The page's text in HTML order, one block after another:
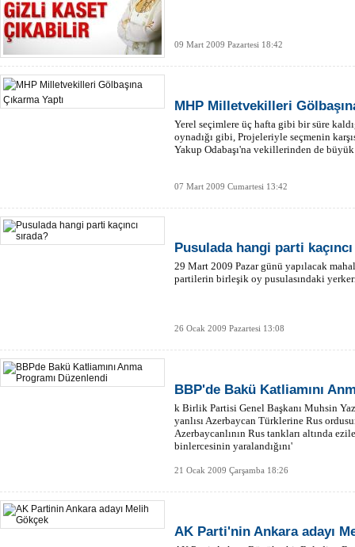
09 Mart 2009 Pazartesi 18:42
MHP Milletvekilleri
Yerel seçimlere üç hafta gibi bir süre
oynadığı gibi, Projeleriyle seçmenin
Yakup Odabaşı'na vekillerinden de
07 Mart 2009 Cumartesi 13:42
Pusulada hangi parti kaçıncı
29 Mart 2009 Pazar günü yapılacak
partilerin birleşik oy pusulasındaki
26 Ocak 2009 Pazartesi 13:08
BBP'de Bakü Katliamını
k Birlik Partisi Genel Başkanı Muhsin
yanlısı Azerbaycan Türklerine Rus
Azerbaycanlının Rus tankları altında
binlercesinin yaralandığını'
21 Ocak 2009 Çarşamba 18:26
AK Parti'nin Ankara adayı